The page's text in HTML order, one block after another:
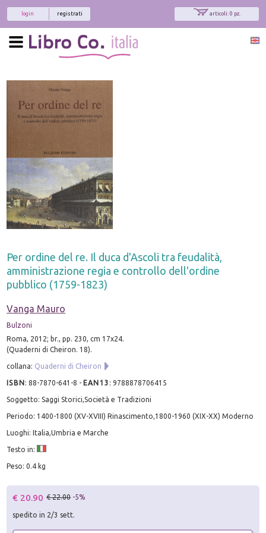
articoli: 0 pz.
registrati
login
Per ordine del re. Il duca d'Ascoli tra feudalità,
amministrazione regia e controllo dell'ordine
pubblico (1759-1823)
Vanga Mauro
Bulzoni
Roma, 2012; br., pp. 230, cm 17x24.
(Quaderni di Cheiron. 18).
collana: Quaderni di Cheiron
ISBN:88-7870-641-8 - EAN13 :9788878706415
Soggetto: Saggi Storici,Società e Tradizioni
Periodo: 1400-1800 (XV-XVIII) Rinascimento,1800-1960 (XIX-XX) Moderno
Luoghi: Italia,Umbria e Marche
Testo in:
Peso: 0.4 kg
€ 20.90 € 22.00 -5%
spedito in 2/3 sett.